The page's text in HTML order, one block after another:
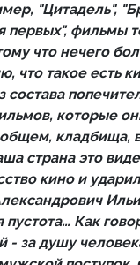
"Цитадель",
первых", фильмы
что нечего
что такое есть
которые
кладбища,
страна это
кино и
Как
- за душу